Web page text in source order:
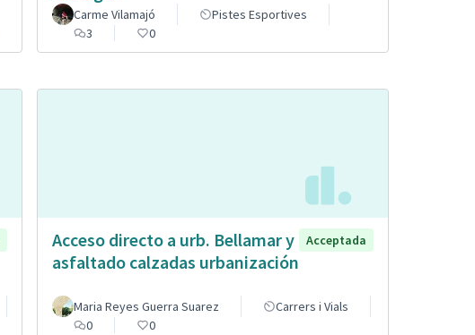
Carme Vilamajó
Pistes Esportives
3
0
Acceso directo a urb. Bellamar y
asfaltado calzadas urbanización
Acceptada
Maria Reyes Guerra Suarez
Carrers i Vials
0
0